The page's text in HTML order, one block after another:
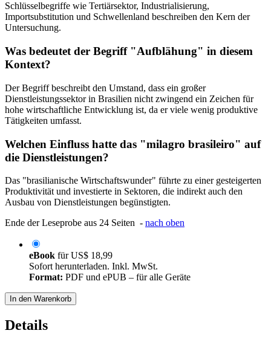
Schlüsselbegriffe wie Tertiärsektor, Industrialisierung,
Importsubstitution und Schwellenland beschreiben den Kern der
Untersuchung.
Was bedeutet der Begriff "Aufblähung" in diesem
Kontext?
Der Begriff beschreibt den Umstand, dass ein großer
Dienstleistungssektor in Brasilien nicht zwingend ein Zeichen für
hohe wirtschaftliche Entwicklung ist, da er viele wenig produktive
Tätigkeiten umfasst.
Welchen Einfluss hatte das "milagro brasileiro" auf
die Dienstleistungen?
Das "brasilianische Wirtschaftswunder" führte zu einer gesteigerten
Produktivität und investierte in Sektoren, die indirekt auch den
Ausbau von Dienstleistungen begünstigten.
Ende der Leseprobe aus 24 Seiten - nach oben
eBook fürUS$ 18,99
Sofort herunterladen. Inkl. MwSt.
Format: PDF und ePUB – für alle Geräte
In den Warenkorb
Details